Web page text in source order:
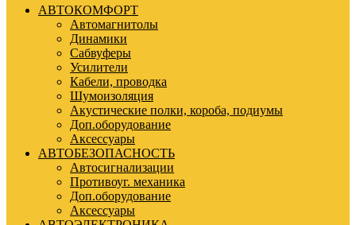
АВТОКОМФОРТ
Автомагнитолы
Динамики
Сабвуферы
Усилители
Кабели, проводка
Шумоизоляция
Акустические полки, короба, подиумы
Доп.оборудование
Аксессуары
АВТОБЕЗОПАСНОСТЬ
Автосигнализации
Противоуг. механика
Доп.оборудование
Аксессуары